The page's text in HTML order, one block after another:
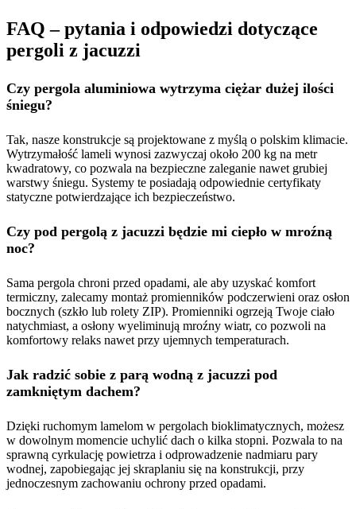
FAQ – pytania i odpowiedzi dotyczące
pergoli z jacuzzi
Czy pergola aluminiowa wytrzyma ciężar dużej ilości
śniegu?
Tak, nasze konstrukcje są projektowane z myślą o polskim klimacie.
Wytrzymałość lameli wynosi zazwyczaj około 200 kg na metr
kwadratowy, co pozwala na bezpieczne zaleganie nawet grubiej
warstwy śniegu. Systemy te posiadają odpowiednie certyfikaty
statyczne potwierdzające ich bezpieczeństwo.
Czy pod pergolą z jacuzzi będzie mi ciepło w mroźną
noc?
Sama pergola chroni przed opadami, ale aby uzyskać komfort
termiczny, zalecamy montaż promienników podczerwieni oraz osłon
bocznych (szkło lub rolety ZIP). Promienniki ogrzeją Twoje ciało
natychmiast, a osłony wyeliminują mroźny wiatr, co pozwoli na
komfortowy relaks nawet przy ujemnych temperaturach.
Jak radzić sobie z parą wodną z jacuzzi pod
zamkniętym dachem?
Dzięki ruchomym lamelom w pergolach bioklimatycznych, możesz
w dowolnym momencie uchylić dach o kilka stopni. Pozwala to na
sprawną cyrkulację powietrza i odprowadzenie nadmiaru pary
wodnej, zapobiegając jej skraplaniu się na konstrukcji, przy
jednoczesnym zachowaniu ochrony przed opadami.